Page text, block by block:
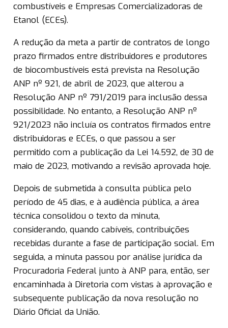
combustíveis e Empresas Comercializadoras de
Etanol (ECEs).
A redução da meta a partir de contratos de longo
prazo firmados entre distribuidores e produtores
de biocombustíveis está prevista na Resolução
ANP nº 921, de abril de 2023, que alterou a
Resolução ANP nº 791/2019 para inclusão dessa
possibilidade. No entanto, a Resolução ANP nº
921/2023 não incluía os contratos firmados entre
distribuidoras e ECEs, o que passou a ser
permitido com a publicação da Lei 14.592, de 30 de
maio de 2023, motivando a revisão aprovada hoje.
Depois de submetida à consulta pública pelo
período de 45 dias, e à audiência pública, a área
técnica consolidou o texto da minuta,
considerando, quando cabíveis, contribuições
recebidas durante a fase de participação social. Em
seguida, a minuta passou por análise jurídica da
Procuradoria Federal junto à ANP para, então, ser
encaminhada à Diretoria com vistas à aprovação e
subsequente publicação da nova resolução no
Diário Oficial da União.